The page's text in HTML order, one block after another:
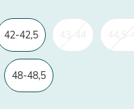
42-42,5
48-48,5